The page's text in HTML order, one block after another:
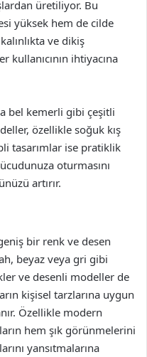
üretiliyor. Bu
yüksek hem de cilde
ve dikiş
kullanıcının ihtiyacına
bel kemerli gibi çeşitli
özellikle soğuk kış
tasarımlar ise pratiklik
oturmasını
artırır.
bir renk ve desen
beyaz veya gri gibi
ve desenli modeller de
kişisel tarzlarına uygun
Özellikle modern
hem şık görünmelerini
yansıtmalarına